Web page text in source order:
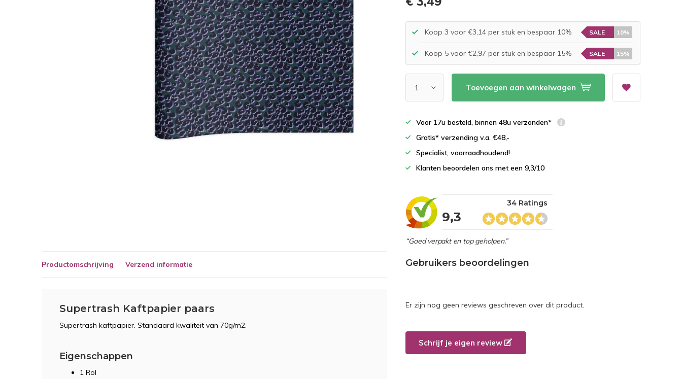
Koop 3 voor €3,14 per stuk en bespaar 10% SALE 10%
Koop 5 voor €2,97 per stuk en bespaar 15% SALE 15%
Toevoegen aan winkelwagen
Voor 17u besteld, binnen 48u verzonden*
Gratis* verzending v.a. €48,-
Specialist, voorraadhoudend!
Klanten beoordelen ons met een 9,3/10
9,3
34 Ratings
“Goed verpakt en top geholpen.”
Productomschrijving Verzend informatie
Supertrash Kaftpapier paars
Supertrash kaftpapier. Standaard kwaliteit van 70g/m2.
Eigenschappen
1 Rol
Gebruikers beoordelingen
Er zijn nog geen reviews geschreven over dit product.
Schrijf je eigen review